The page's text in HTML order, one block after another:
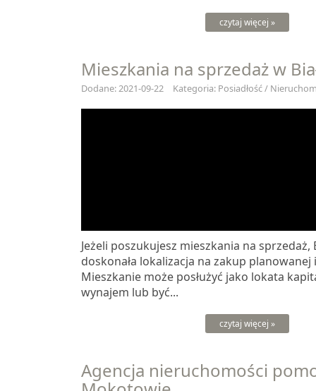
czytaj więcej »
Mieszkania na sprzedaż w
Dodane: 2021-09-22 Kategoria: Posiadłość /
Jeżeli poszukujesz mieszkania na sprzedaż,
doskonała lokalizacja na zakup planowanej
Mieszkanie może posłużyć jako lokata
wynajem lub być...
czytaj więcej »
Agencja nieruchomości